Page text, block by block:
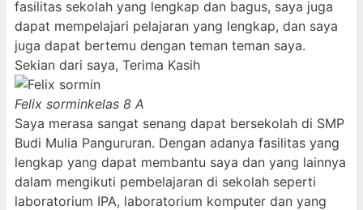
fasilitas sekolah yang lengkap dan bagus, saya juga
dapat mempelajari pelajaran yang lengkap, dan saya
juga dapat bertemu dengan teman teman saya.
Sekian dari saya, Terima Kasih
Felix sorminkelas 8 A
Saya merasa sangat senang dapat bersekolah di SMP
Budi Mulia Pangururan. Dengan adanya fasilitas yang
lengkap yang dapat membantu saya dan yang lainnya
dalam mengikuti pembelajaran di sekolah seperti
laboratorium IPA, laboratorium komputer dan yang